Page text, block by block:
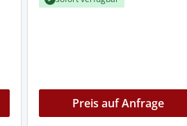
Preis auf Anfrage